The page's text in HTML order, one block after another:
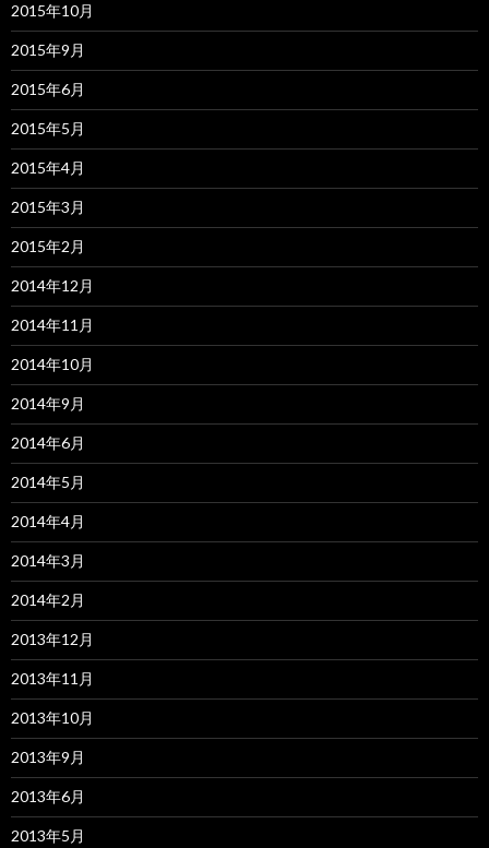
2015年10月
2015年9月
2015年6月
2015年5月
2015年4月
2015年3月
2015年2月
2014年12月
2014年11月
2014年10月
2014年9月
2014年6月
2014年5月
2014年4月
2014年3月
2014年2月
2013年12月
2013年11月
2013年10月
2013年9月
2013年6月
2013年5月